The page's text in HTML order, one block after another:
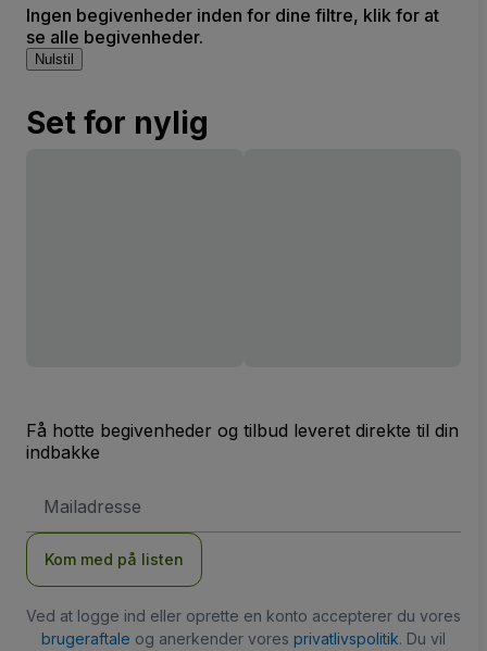
Ingen begivenheder inden for dine filtre, klik for at
se alle begivenheder.
Nulstil
Set for nylig
Få hotte begivenheder og tilbud leveret direkte til din
indbakke
adresse
Kom med på listen
Ved at logge ind eller oprette en konto accepterer du vores
brugeraftale og anerkender vores privatlivspolitik. Du vil